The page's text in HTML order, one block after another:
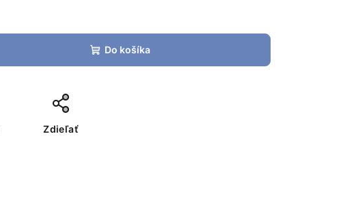
Do košíka
Zdieľať